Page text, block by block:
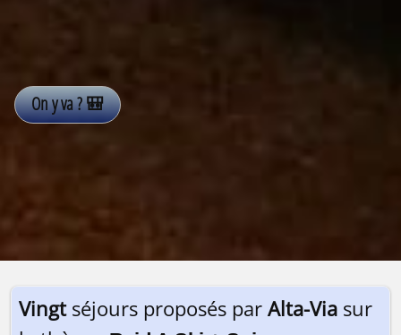
Vingtséjours proposés par Alta-Via sur